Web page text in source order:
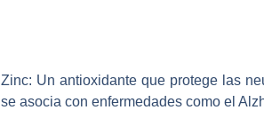
Zinc: Un antioxidante que protege las
se asocia con enfermedades como el